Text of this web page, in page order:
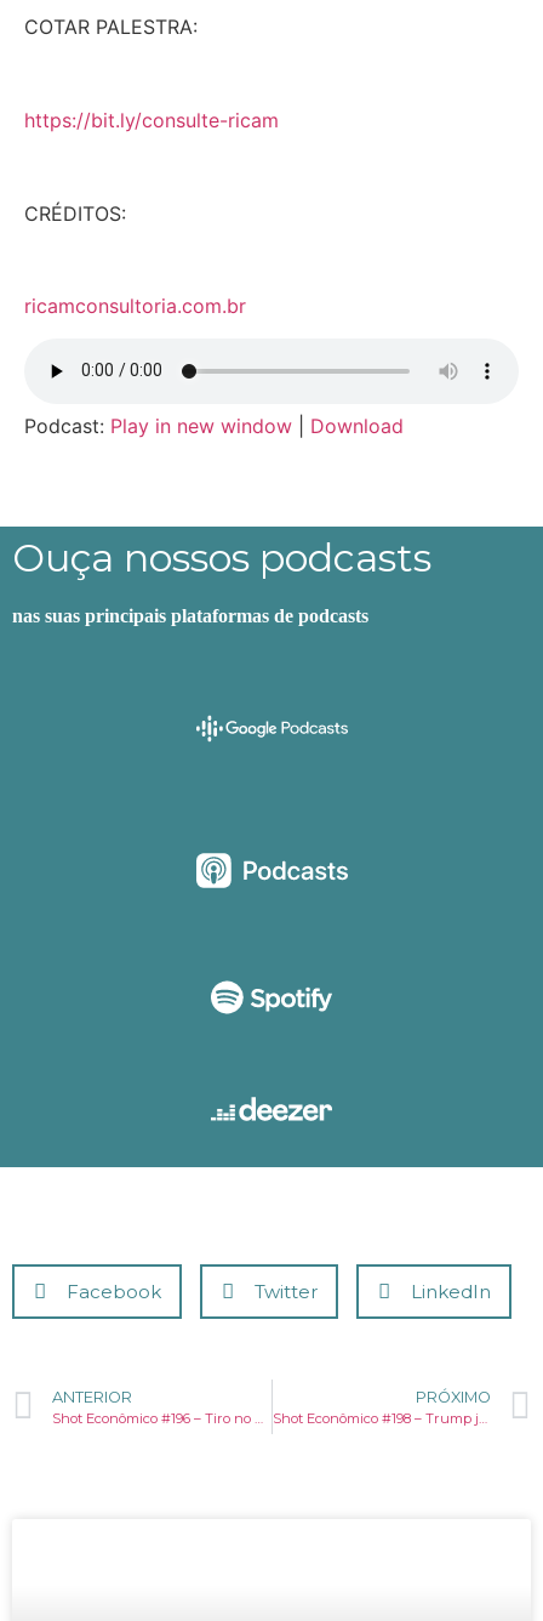
COTAR PALESTRA:
https://bit.ly/consulte-ricam
CRÉDITOS:
ricamconsultoria.com.br
Podcast: Play in new window Download
Ouça nossos podcasts
nas suas principais plataformas de podcasts
Facebook Twitter LinkedIn
ANTERIOR
Shot Econômico #196 – Tiro no pé de Trump: semelhanças e diferença com o Brexit
PRÓXIMO
Shot Econômico #198 – Trump já escolheu o bode expiatório: é o presidente do FED